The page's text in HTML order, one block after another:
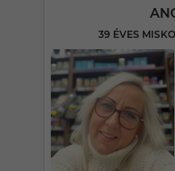
39 ÉVES